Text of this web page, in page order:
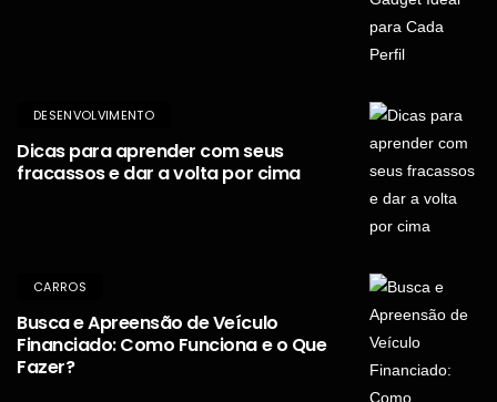
DESENVOLVIMENTO
Dicas para aprender com seus
fracassos e dar a volta por cima
CARROS
Busca e Apreensão de Veículo
Financiado: Como Funciona e o Que
Fazer?